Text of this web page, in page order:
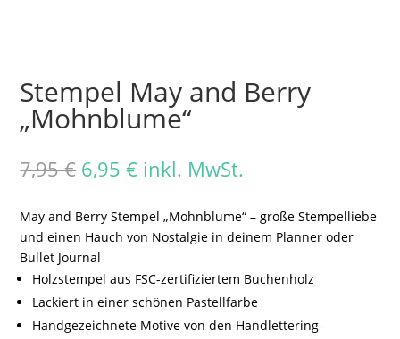
Stempel May and Berry
„Mohnblume“
7,95€ Ursprünglicher
war:
7,95 €
6,95€Aktueller
ist:
6,95 €.
inkl. MwSt.
May and Berry Stempel „Mohnblume“ – große Stempelliebe
und einen Hauch von Nostalgie in deinem Planner oder
Bullet Journal
Holzstempel aus FSC-zertifiziertem Buchenholz
Lackiert in einer schönen Pastellfarbe
Handgezeichnete Motive von den Handlettering-